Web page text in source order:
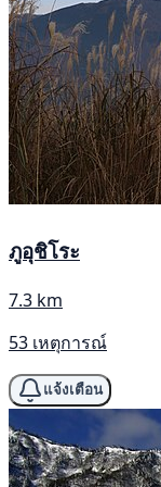
ภูอุชิโระ
7.3 km
53 เหตุการณ์
แจ้งเตือน